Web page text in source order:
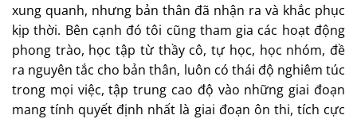
xung quanh, nhưng bản thân đã nhận ra và khắc phục
kịp thời. Bên cạnh đó tôi cũng tham gia các hoạt động
phong trào, học tập từ thầy cô, tự học, học nhóm, đề
ra nguyên tắc cho bản thân, luôn có thái độ nghiêm túc
trong mọi việc, tập trung cao độ vào những giai đoạn
mang tính quyết định nhất là giai đoạn ôn thi, tích cực